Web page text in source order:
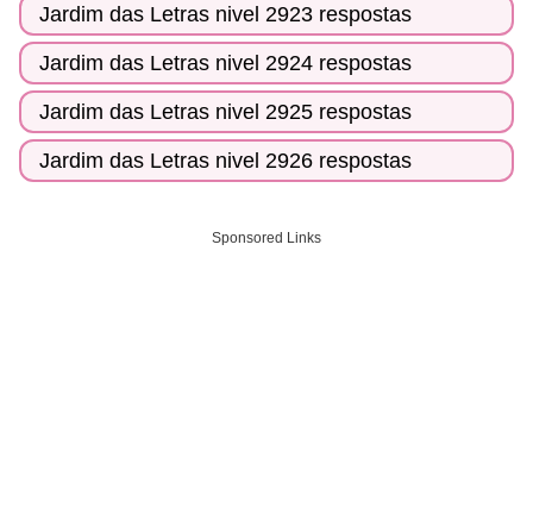
Jardim das Letras nivel 2923 respostas
Jardim das Letras nivel 2924 respostas
Jardim das Letras nivel 2925 respostas
Jardim das Letras nivel 2926 respostas
Sponsored Links